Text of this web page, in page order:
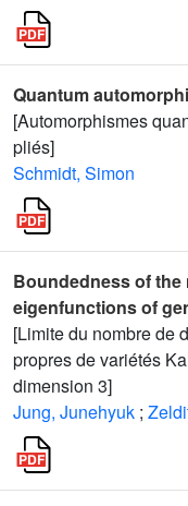
Quantum
[Automorphismes
pliés]
Schmidt, Simon
Boundedness of
eigenfunctions of
[Limite du nombre de
propres de variétés
dimension 3]
Jung, Junehyuk ;